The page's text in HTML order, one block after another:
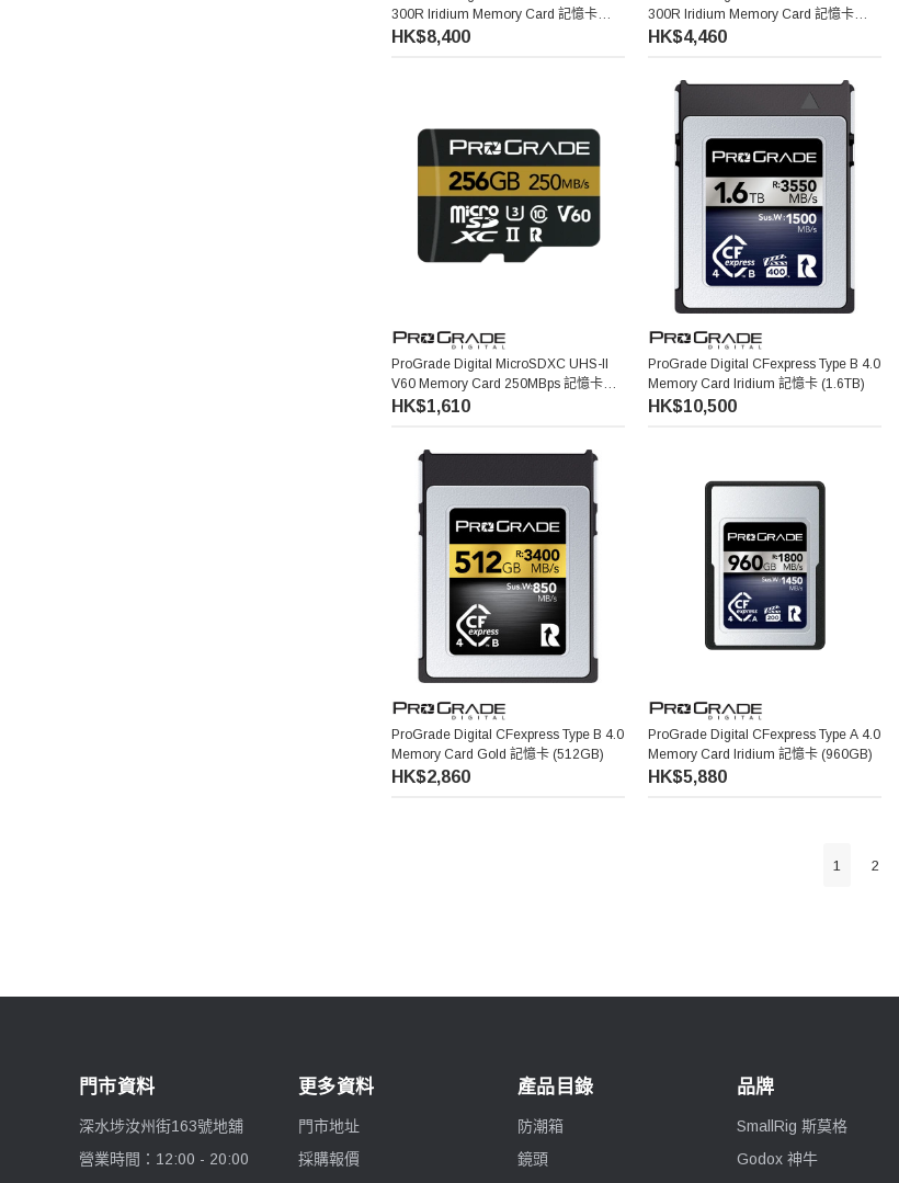
300R Iridium Memory Card 記憶卡
(1TB)
HK$8,400
300R Iridium Memory Card 記憶卡
(512GB)
HK$4,460
ProGrade Digital MicroSDXC UHS-II
V60 Memory Card 250MBps 記憶卡
(256GB)
HK$1,610
ProGrade Digital CFexpress Type B 4.0
Memory Card Iridium 記憶卡 (1.6TB)
HK$10,500
ProGrade Digital CFexpress Type B 4.0
Memory Card Gold 記憶卡 (512GB)
HK$2,860
ProGrade Digital CFexpress Type A 4.0
Memory Card Iridium 記憶卡 (960GB)
HK$5,880
1 2
門市資料
深水埗汝州街163號地舖
營業時間：12:00 - 20:00
更多資料
門市地址
採購報價
產品目錄
防潮箱
鏡頭
品牌
SmallRig 斯莫格
Godox 神牛